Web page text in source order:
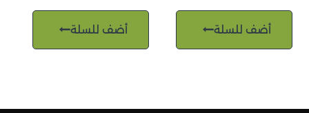
أضف للسلة أضف للسلة